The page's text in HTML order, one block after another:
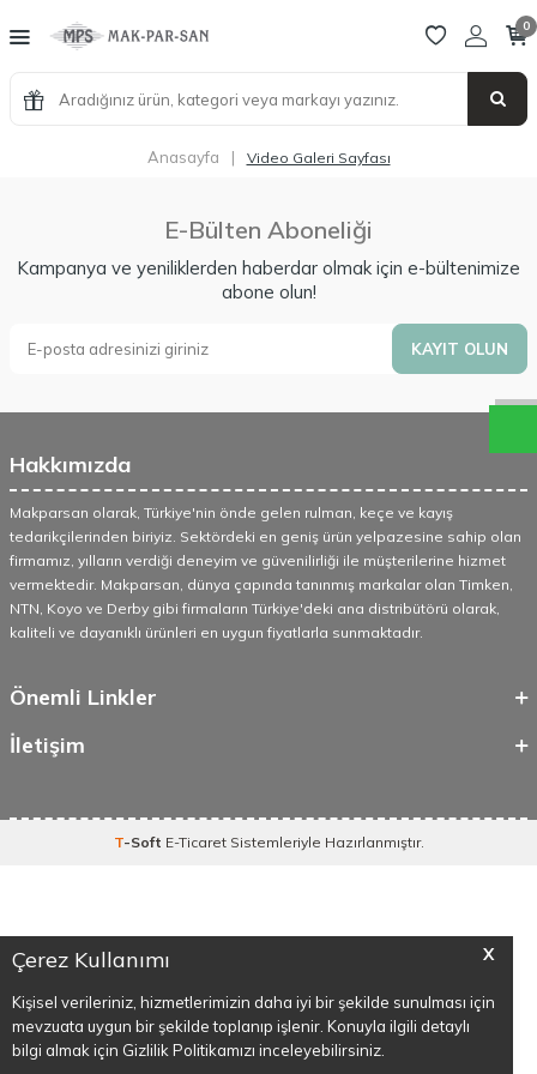
X
Çerez Kullanımı
Kişisel verileriniz, hizmetlerimizin daha iyi bir şekilde sunulması için
mevzuata uygun bir şekilde toplanıp işlenir. Konuyla ilgili detaylı
bilgi almak için Gizlilik Politikamızı inceleyebilirsiniz.
W
h
a
t
a
p
p
D
e
s
t
e
H
a
t
t
0
Anasayfa | Video Galeri Sayfası
E-Bülten Aboneliği
Kampanya ve yeniliklerden haberdar olmak için e-bültenimize
abone olun!
KAYIT OLUN
Hakkımızda
Makparsan olarak, Türkiye'nin önde gelen rulman, keçe ve kayış
tedarikçilerinden biriyiz. Sektördeki en geniş ürün yelpazesine sahip olan
firmamız, yılların verdiği deneyim ve güvenilirliği ile müşterilerine hizmet
vermektedir. Makparsan, dünya çapında tanınmış markalar olan Timken,
NTN, Koyo ve Derby gibi firmaların Türkiye'deki ana distribütörü olarak,
kaliteli ve dayanıklı ürünleri en uygun fiyatlarla sunmaktadır.
Önemli Linkler
İletişim
T-Soft E-TicaretSistemleriyle Hazırlanmıştır.